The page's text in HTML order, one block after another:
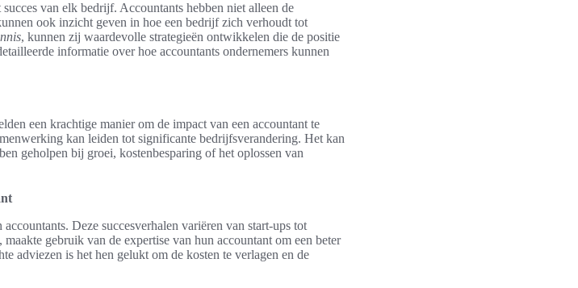
succes van elk bedrijf. Accountants hebben niet alleen de
ook inzicht geven in hoe een bedrijf zich verhoudt tot
, kunnen zij waardevolle strategieën ontwikkelen die de positie
informatie over hoe accountants ondernemers kunnen
een krachtige manier om de impact van een accountant te
kan leiden tot significante bedrijfsverandering. Het kan
geholpen bij groei, kostenbesparing of het oplossen van
Deze succesverhalen variëren van start-ups tot
gebruik van de expertise van hun accountant om een beter
adviezen is het hen gelukt om de kosten te verlagen en de